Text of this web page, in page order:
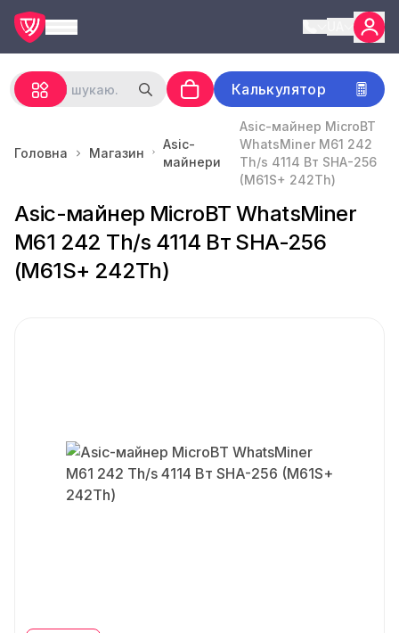
Калькулятор
Головна Магазин
Asic-
майнери
Asic-майнер MicroBT
WhatsMiner M61 242
Th/s 4114 Вт SHA-256
(M61S+ 242Th)
Asic-майнер MicroBT WhatsMiner
M61 242 Th/s 4114 Вт SHA-256
(M61S+ 242Th)